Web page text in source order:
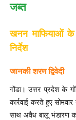
जब्त
खनन माफियाओं के
निर्देश
जानकी शरण द्विवेदी
गोंडा। उत्तर प्रदेश के
कार्रवाई करते हुए
साथ अवैध बालू भंडारण